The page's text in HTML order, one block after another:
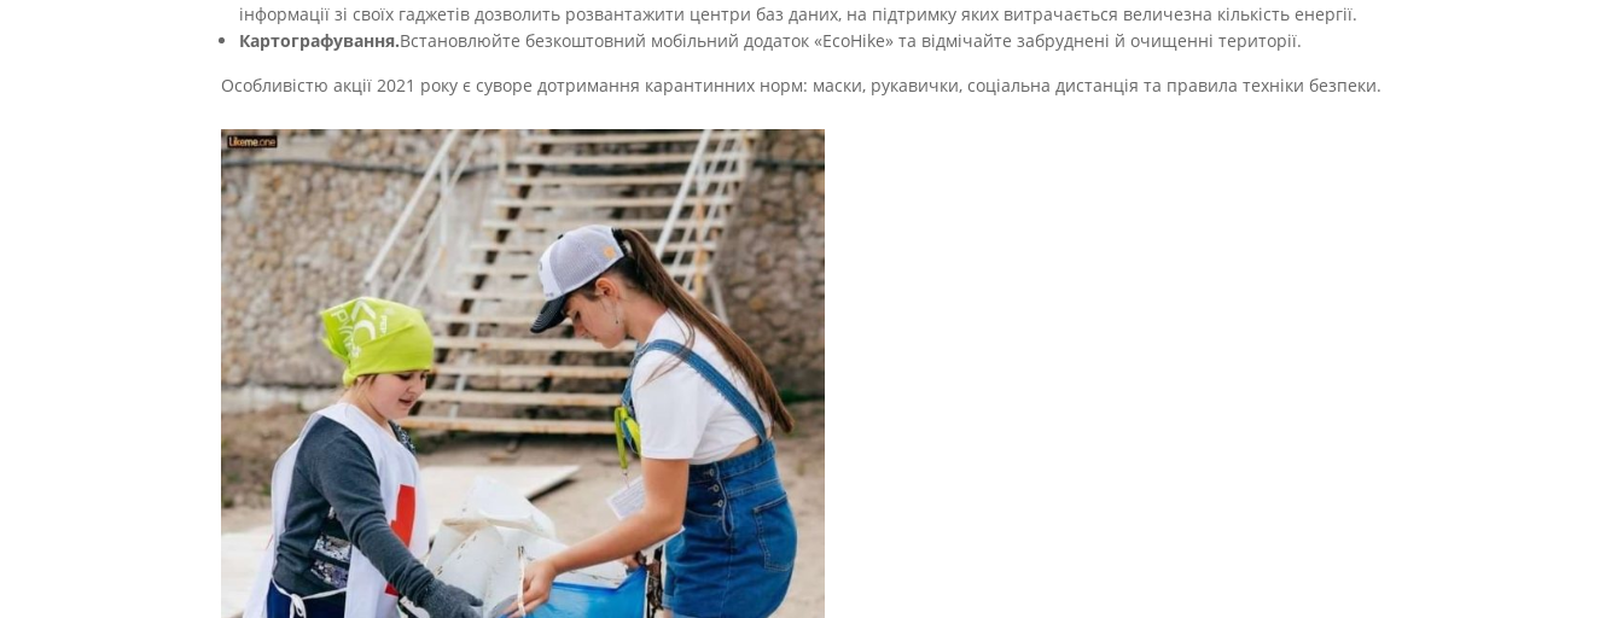
інформації зі своїх гаджетів дозволить розвантажити центри баз даних, на підтримку яких витрачається величезна кількість енергії.
Картографування.Встановлюйте безкоштовний мобільний додаток «EcoHike» та відмічайте забруднені й очищенні території.
Особливістю акції 2021 року є суворе дотримання карантинних норм: маски, рукавички, соціальна дистанція та правила техніки безпеки.